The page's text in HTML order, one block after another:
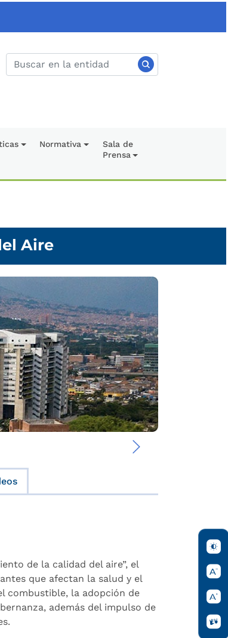
Normativa
Sala de
Prensa
Aire
›
de la calidad del aire”, el
que afectan la salud y el
combustible, la adopción de
además del impulso de